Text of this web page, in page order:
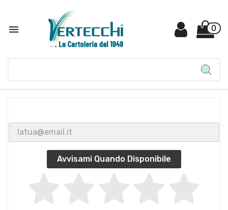
 0
Avvisami Quando Disponibile